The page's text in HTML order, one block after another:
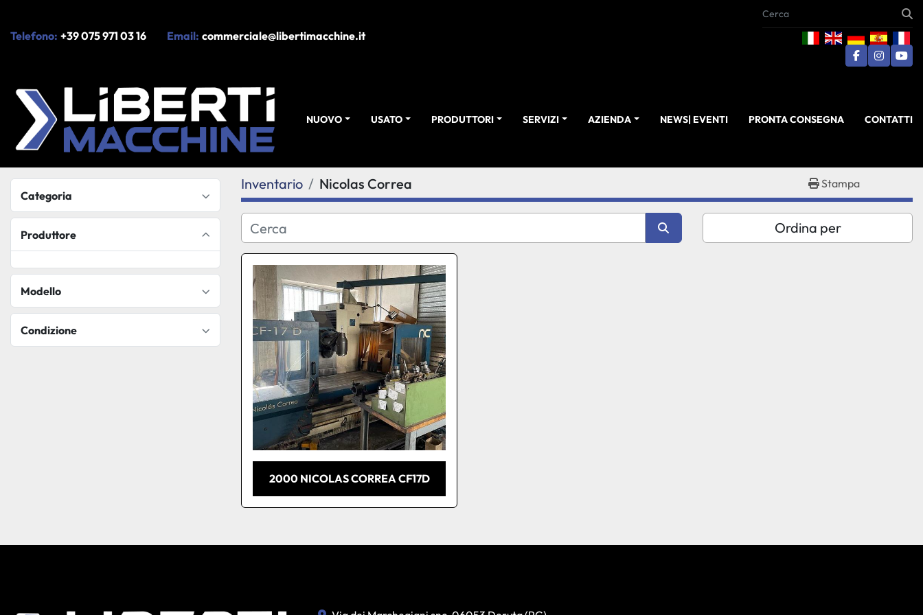
Telefono: +39 075 971 03 16 Email: commerciale@libertimacchine.it
facebook
NUOVO USATO NEWS| EVENTI
PRODUTTORI SERVIZI PRONTA CONSEGNA
AZIENDA CONTATTI
Categoria
Produttore
Modello
Condizione
Inventario Nicolas Correa Stampa
Ordina per
2000 NICOLAS CORREA CF17D